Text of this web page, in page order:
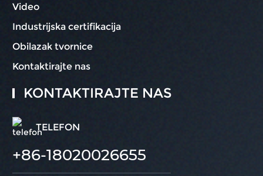
Video
Industrijska certifikacija
Obilazak tvornice
Kontaktirajte nas
KONTAKTIRAJTE NAS
TELEFON
+86-18020026655